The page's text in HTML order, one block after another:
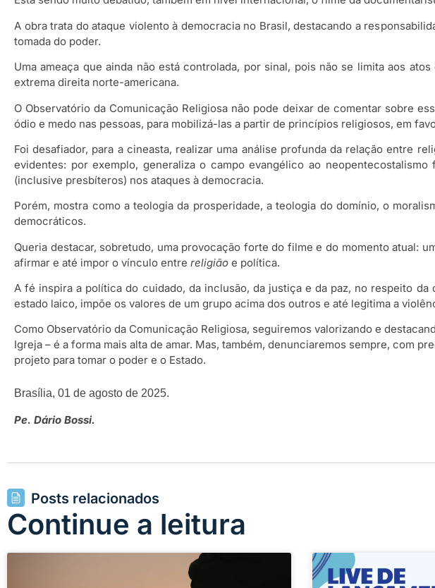
A obra trata do ataque violento à democracia no Brasil, destacando a
tomada do poder.
Uma ameaça que ainda não está controlada, por sinal, pois não se limita aos
extrema direita norte-americana.
O Observatório da Comunicação Religiosa não pode deixar de comentar sobre
ódio e medo nas pessoas, para mobilizá-las a partir de princípios religiosos, em
Foi desafiador, para a cineasta, realizar uma análise profunda da relação entre
evidentes: por exemplo, generaliza o campo evangélico ao
(inclusive presbíteros) nos ataques à democracia.
Porém, mostra como a teologia da prosperidade, a teologia do domínio, o
democráticos.
Queria destacar, sobretudo, uma provocação forte do filme e do momento atual:
afirmar e até impor o vínculo entre religião e política.
A fé inspira a política do cuidado, da inclusão, da justiça e da paz, no respeito
estado laico, impõe os valores de um grupo acima dos outros e até legitima a
Como Observatório da Comunicação Religiosa, seguiremos valorizando e
Igreja – é a forma mais alta de amar. Mas, também, denunciaremos sempre, com
projeto para tomar o poder e o Estado.
Brasília, 01 de agosto de 2025.
Pe. Dário Bossi.
Posts relacionados
Continue a leitura